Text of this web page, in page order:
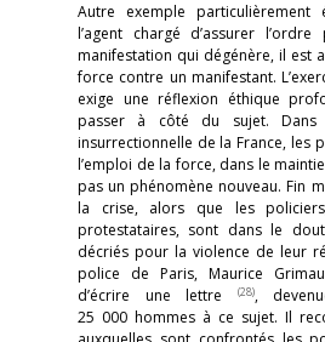
Autre exemple
l’agent chargé d’assurer
manifestation qui dégénère, il est
force contre un manifestant.
exige une réflexion éthique
passer à côté du sujet. Dans
insurrectionnelle de la France, les
l’emploi de la force, dans le
pas un phénomène nouveau. Fin
la crise, alors que les
protestataires, sont dans le
décriés pour la violence de leur
police de Paris, Maurice
d’écrire une lettre
(28),
25 000 hommes à ce sujet. Il